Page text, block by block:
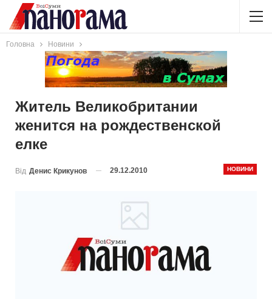
Головна Новини
Житель Великобритании
женится на рождественской
елке
НОВИНИ
Від Денис Крикунов 29.12.2010